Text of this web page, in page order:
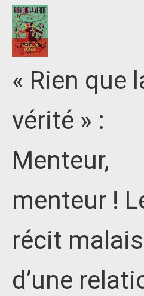
« Rien que
vérité » :
Menteur,
menteur !
récit
d’une